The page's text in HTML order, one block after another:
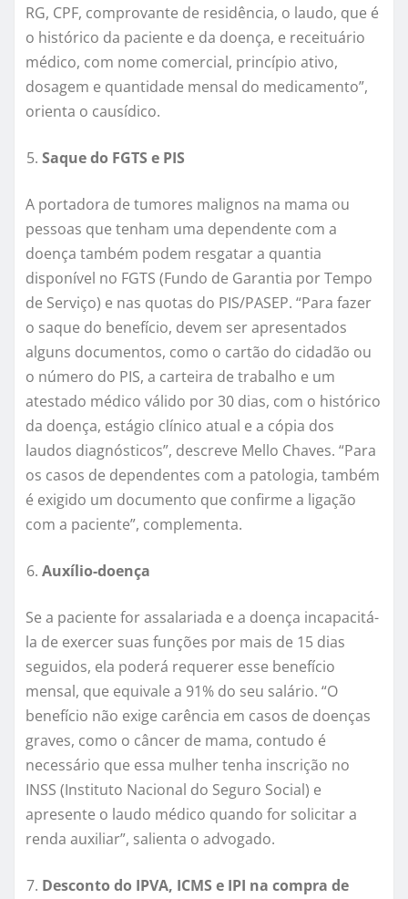
RG, CPF, comprovante de residência, o laudo, que é
o histórico da paciente e da doença, e receituário
médico, com nome comercial, princípio ativo,
dosagem e quantidade mensal do medicamento”,
orienta o causídico.
Saque do FGTS e PIS
A portadora de tumores malignos na mama ou
pessoas que tenham uma dependente com a
doença também podem resgatar a quantia
disponível no FGTS (Fundo de Garantia por Tempo
de Serviço) e nas quotas do PIS/PASEP. “Para fazer
o saque do benefício, devem ser apresentados
alguns documentos, como o cartão do cidadão ou
o número do PIS, a carteira de trabalho e um
atestado médico válido por 30 dias, com o histórico
da doença, estágio clínico atual e a cópia dos
laudos diagnósticos”, descreve Mello Chaves. “Para
os casos de dependentes com a patologia, também
é exigido um documento que confirme a ligação
com a paciente”, complementa.
Auxílio-doença
Se a paciente for assalariada e a doença incapacitá-
la de exercer suas funções por mais de 15 dias
seguidos, ela poderá requerer esse benefício
mensal, que equivale a 91% do seu salário. “O
benefício não exige carência em casos de doenças
graves, como o câncer de mama, contudo é
necessário que essa mulher tenha inscrição no
INSS (Instituto Nacional do Seguro Social) e
apresente o laudo médico quando for solicitar a
renda auxiliar”, salienta o advogado.
Desconto do IPVA, ICMS e IPI na compra de